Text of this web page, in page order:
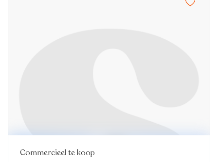
Commercieel te koop